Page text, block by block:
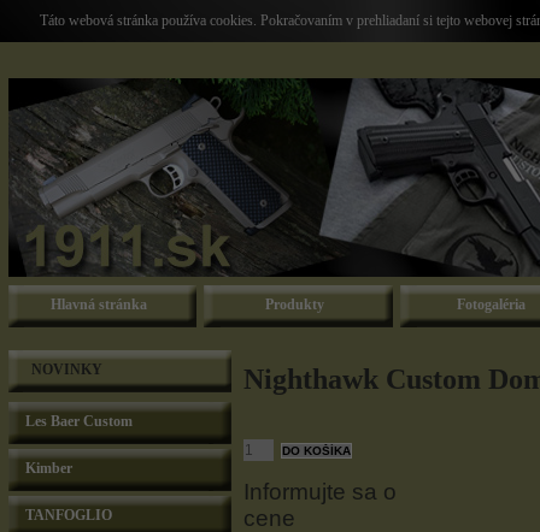
Táto webová stránka používa cookies. Pokračovaním v prehliadaní si tejto webovej
Hlavná stránka Produkty Fotogaléria
NOVINKY
Les Baer Custom
Kimber
TANFOGLIO
Nighthawk Custom
Informujte sa o
cene